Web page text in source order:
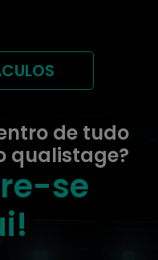
de tudo
qualistage?
se